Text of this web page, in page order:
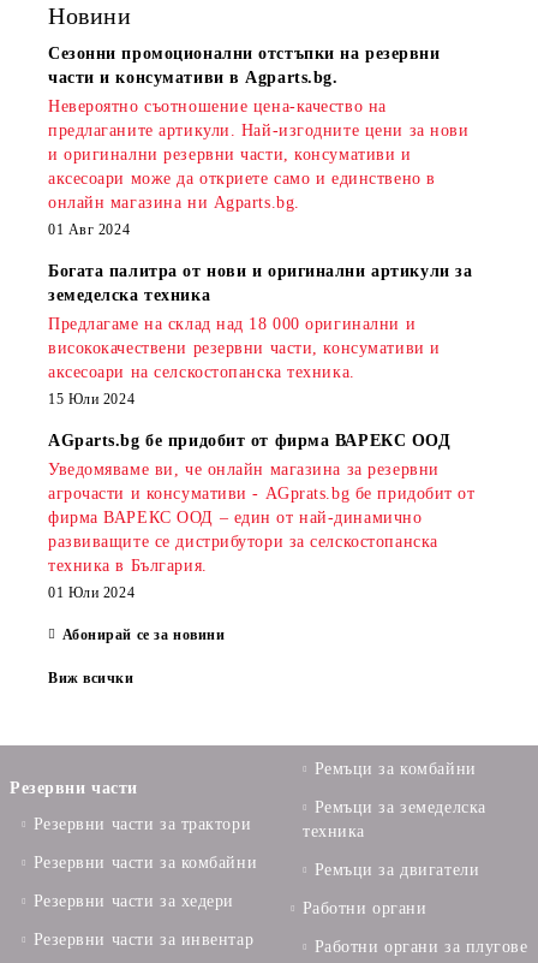
Новини
Сезонни промоционални отстъпки на резервни
части и консумативи в Agparts.bg.
Невероятно съотношение цена-качество на
предлаганите артикули. Най-изгодните цени за нови
и оригинални резервни части, консумативи и
аксесоари може да откриете само и единствено в
онлайн магазина ни Agparts.bg.
01 Авг 2024
Богата палитра от нови и оригинални артикули за
земеделска техника
Предлагаме на склад над 18 000 оригинални и
висококачествени резервни части, консумативи и
аксесоари на селскостопанска техника.
15 Юли 2024
AGparts.bg бе придобит от фирма ВАРЕКС ООД
Уведомяваме ви, че онлайн магазина за резервни
агрочасти и консумативи - AGprats.bg бе придобит от
фирма ВАРЕКС ООД – един от най-динамично
развиващите се дистрибутори за селскостопанска
техника в България.
01 Юли 2024
Абонирай се за новини
Виж всички
Резервни части
Резервни части за трактори
Резервни части за комбайни
Резервни части за хедери
Резервни части за инвентар
Ремъци за комбайни
Ремъци за земеделска
техника
Ремъци за двигатели
Работни органи
Работни органи за плугове